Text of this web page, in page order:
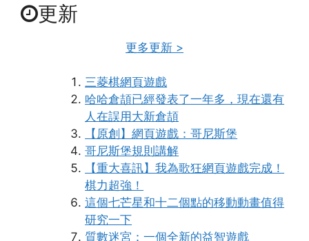
更新
更多更新 >
三菱棋網頁遊戲
哈哈倉頡已經發表了一年多，現在還有
人在誤用大新倉頡
【原創】網頁遊戲：哥尼斯堡
哥尼斯堡規則講解
【重大喜訊】我為歌狂網頁遊戲完成！
棋力超強！
這個七芒星和十二個點的移動動畫值得
研究一下
質數迷宮：一個全新的益智遊戲